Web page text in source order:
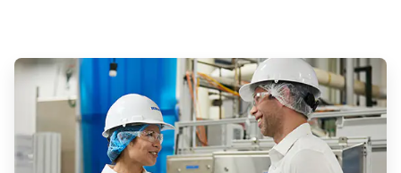
ArticleTile